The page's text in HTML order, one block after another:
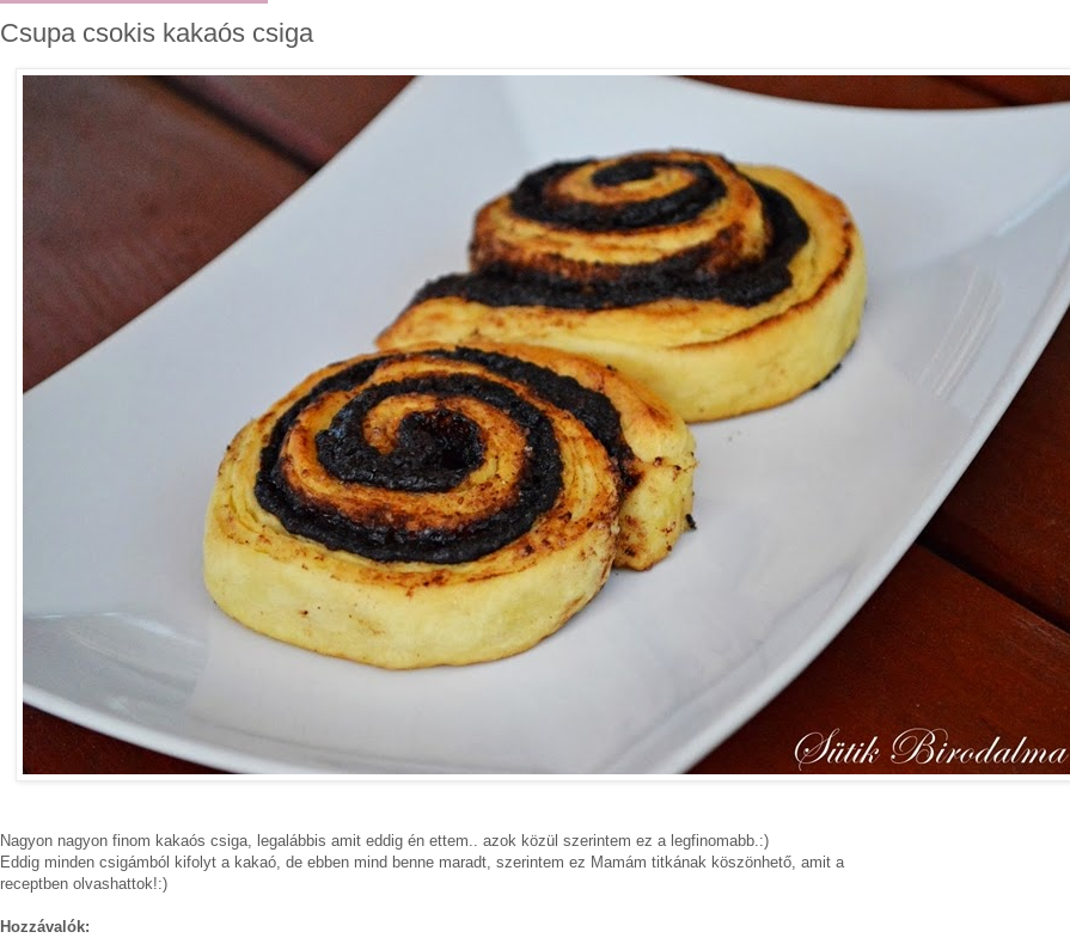
Csupa csokis kakaós csiga
Nagyon nagyon finom kakaós csiga, legalábbis amit eddig én ettem.. azok közül szerintem ez a legfinomabb.:)
Eddig minden csigámból kifolyt a kakaó, de ebben mind benne maradt, szerintem ez Mamám titkának köszönhető, amit a
receptben olvashattok!:)
Hozzávalók: